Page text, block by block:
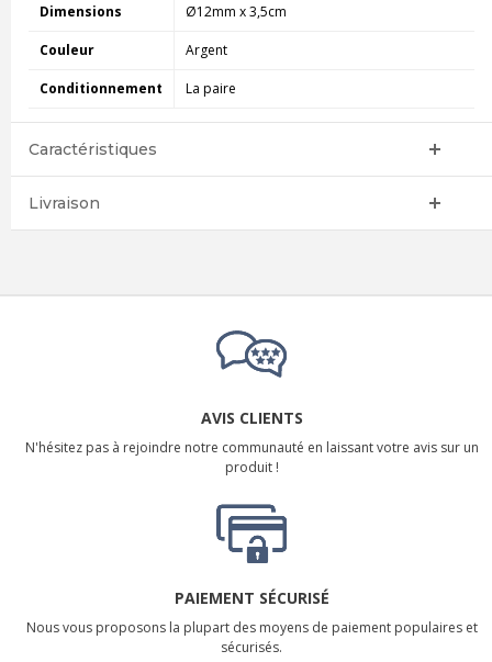
Dimensions Ø12mm x 3,5cm
Couleur Argent
Conditionnement La paire
Caractéristiques
Livraison
AVIS CLIENTS
N'hésitez pas à rejoindre notre communauté en laissant votre avis sur un
produit !
PAIEMENT SÉCURISÉ
Nous vous proposons la plupart des moyens de paiement populaires et
sécurisés.